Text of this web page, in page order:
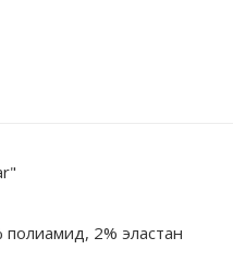
2% эластан